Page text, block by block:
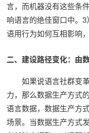
言，而机器没有这些条
响语言的绝佳窗口中。
语用行为如何互相影响
二、建设路径变化：由
如果说语言社群变
力，那么数据生产方式
语言数据，数据生产方
场景。当数据生产方式